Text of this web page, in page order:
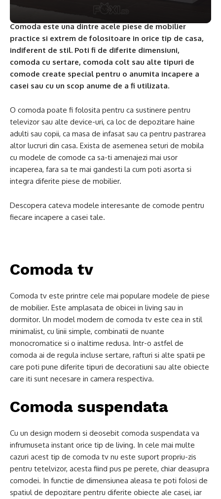
Comoda este una dintre acele piese de mobilier
practice si extrem de folositoare in orice tip de casa,
indiferent de stil. Poti fi de diferite dimensiuni,
comoda cu sertare, comoda colt sau alte tipuri de
comode create special pentru o anumita incapere a
casei sau cu un scop anume de a fi utilizata.
O comoda poate fi folosita pentru ca sustinere pentru
televizor sau alte device-uri, ca loc de depozitare haine
adulti sau copii, ca masa de infasat sau ca pentru pastrarea
altor lucruri din casa. Exista de asemenea seturi de mobila
cu modele de comode ca sa-ti amenajezi mai usor
incaperea, fara sa te mai gandesti la cum poti asorta si
integra diferite piese de mobilier.
Descopera cateva modele interesante de comode pentru
fiecare incapere a casei tale.
Comoda tv
Comoda tv este printre cele mai populare modele de piese
de mobilier. Este amplasata de obicei in living sau in
dormitor. Un model modern de comoda tv este cea in stil
minimalist, cu linii simple, combinatii de nuante
monocromatice si o inaltime redusa. Intr-o astfel de
comoda ai de regula incluse sertare, rafturi si alte spatii pe
care poti pune diferite tipuri de decoratiuni sau alte obiecte
care iti sunt necesare in camera respectiva.
Comoda suspendata
Cu un design modern si deosebit comoda suspendata va
infrumuseta instant orice tip de living. In cele mai multe
cazuri acest tip de comoda tv nu este suport propriu-zis
pentru tetelvizor, acesta fiind pus pe perete, chiar deasupra
comodei. In functie de dimensiunea aleasa te poti folosi de
spatiul de depozitare pentru diferite obiecte ale casei, iar